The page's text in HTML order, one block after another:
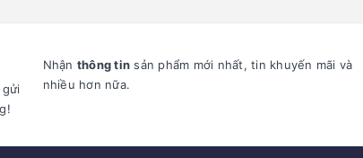
Nhận thông tin sản phẩm mới nhất, tin khuyến mãi và
nhiều hơn nữa.